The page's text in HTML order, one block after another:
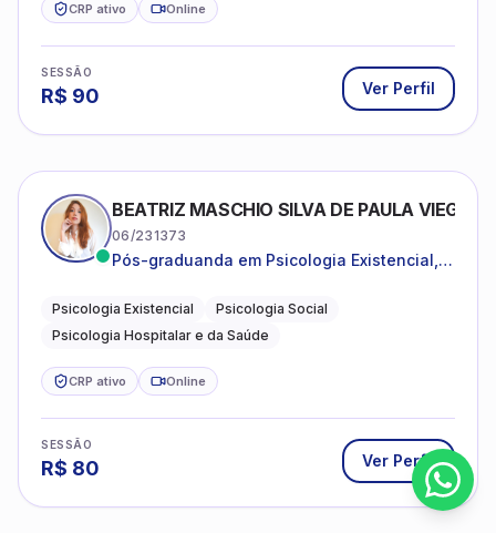
CRP ativo Online
SESSÃO
R$ 90 Ver Perfil
BEATRIZ MASCHIO SILVA DE PAULA VIEGAS
06/231373
Pós-graduanda em Psicologia Existencial,
da Saúde.
Psicologia Existencial
Psicologia Social
Psicologia Hospitalar e da Saúde
CRP ativo Online
SESSÃO
R$ 80 Ver Perfil